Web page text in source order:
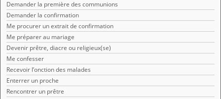
Demander la première des communions
Demander la confirmation
Me procurer un extrait de confirmation
Me préparer au mariage
Devenir prêtre, diacre ou religieux(se)
Me confesser
Recevoir l’onction des malades
Enterrer un proche
Rencontrer un prêtre